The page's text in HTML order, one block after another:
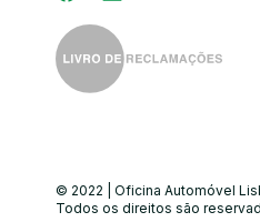
© 2022 | Oficina Automóvel
Todos os direitos são